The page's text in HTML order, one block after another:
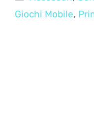
Giochi Mobile,